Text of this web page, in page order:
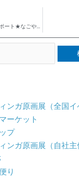
ンガ原画展（全国イ
ーケット
プ
ンガ原画展（自社主
り